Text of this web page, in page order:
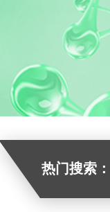
热门搜索：